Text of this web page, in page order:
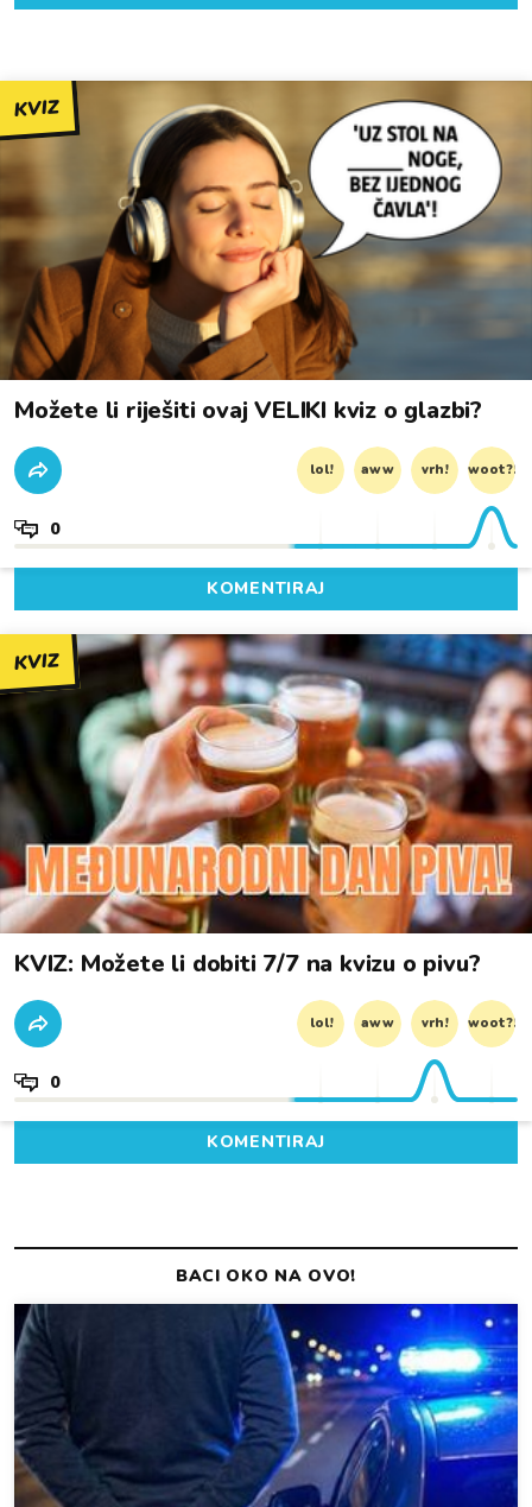
KVIZ
Možete li riješiti ovaj VELIKI kviz o glazbi?
lol! aww vrh! woot?!
0
KOMENTIRAJ
KVIZ
KVIZ: Možete li dobiti 7/7 na kvizu o pivu?
lol! aww vrh! woot?!
0
KOMENTIRAJ